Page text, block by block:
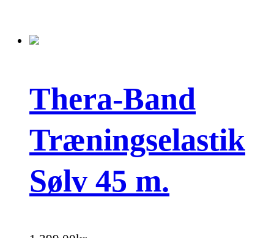
Thera-Band
Træningselastik
Sølv 45 m.